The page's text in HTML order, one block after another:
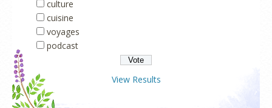
culture
cuisine
voyages
podcast
View Results